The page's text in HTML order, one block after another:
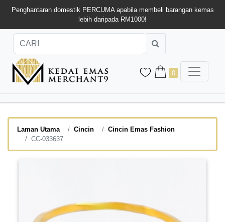
Penghantaran domestik PERCUMA apabila membeli barangan kemas
lebih daripada RM1000!
0
Laman Utama Cincin
Cincin Emas Fashion
CC-033637